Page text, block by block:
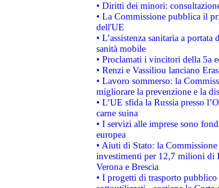
• Diritti dei minori:
• La Commissione pubblica il
dell'UE
• L’assistenza sanitaria a
sanità mobile
• Proclamati i vincitori della 5a
• Renzi e Vassiliou lanciano
• Lavoro sommerso: la
migliorare la prevenzione e la
• L’UE sfida la Russia presso
carne suina
• I servizi alle imprese sono
europea
• Aiuti di Stato: la
investimenti per 12,7 milioni di
Verona e Brescia
• I progetti di trasporto